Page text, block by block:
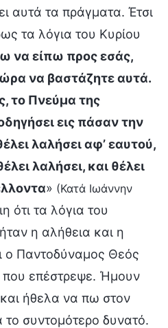
αυτά τα πράγματα. Έτσι
τα λόγια του Κυρίου
να είπω προς εσάς,
να βαστάζητε αυτά.
το Πνεύμα της
εις πάσαν την
λαλήσει αφ’ εαυτού,
λαλήσει, και θέλει
» (Κατά Ιωάννην
ότι τα λόγια του
η αλήθεια και η
ο Παντοδύναμος Θεός
που επέστρεψε. Ήμουν
ήθελα να πω στον
συντομότερο δυνατό.